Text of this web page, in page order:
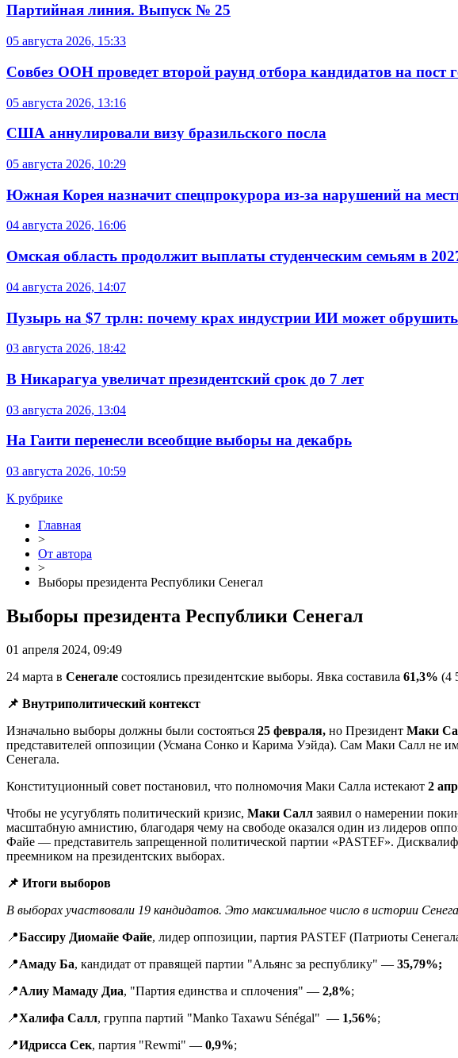
Партийная линия. Выпуск № 25
05 августа 2026, 15:33
Совбез ООН проведет второй раунд отбора кандидатов на пост
05 августа 2026, 13:16
США аннулировали визу бразильского посла
05 августа 2026, 10:29
Южная Корея назначит спецпрокурора из-за нарушений на
04 августа 2026, 16:06
Омская область продолжит выплаты студенческим семьям в
04 августа 2026, 14:07
Пузырь на $7 трлн: почему крах индустрии ИИ может
03 августа 2026, 18:42
В Никарагуа увеличат президентский срок до 7 лет
03 августа 2026, 13:04
На Гаити перенесли всеобщие выборы на декабрь
03 августа 2026, 10:59
К рубрике
Главная
>
От автора
>
Выборы президента Республики Сенегал
Выборы президента Республики Сенегал
01 апреля 2024, 09:49
24 марта в Сенегале состоялись президентские выборы. Явка составила 61,3% (4
📌 Внутриполитический контекст
Изначально выборы должны были состояться 25 февраля, но Президент Маки
представителей оппозиции (Усмана Сонко и Карима Уэйда). Сам Маки Салл не
Сенегала.
Конституционный совет постановил, что полномочия Маки Салла истекают 2
Чтобы не усугублять политический кризис, Маки Салл заявил о намерении
масштабную амнистию, благодаря чему на свободе оказался один из лидеров
Файе — представитель запрещенной политической партии «PASTEF».
преемником на президентских выборах.
📌 Итоги выборов
В выборах участвовали 19 кандидатов. Это максимальное число в истории
📍Бассиру Диомайе Файе, лидер оппозиции, партия PASTEF (Патриоты
📍Амаду Ба, кандидат от правящей партии "Альянс за республику" — 35,79%;
📍Алиу Мамаду Диа, "Партия единства и сплочения" — 2,8%;
📍Халифа Салл, группа партий "Manko Taxawu Sénégal" — 1,56%;
📍Идрисса Сек, партия "Rewmi" — 0,9%;